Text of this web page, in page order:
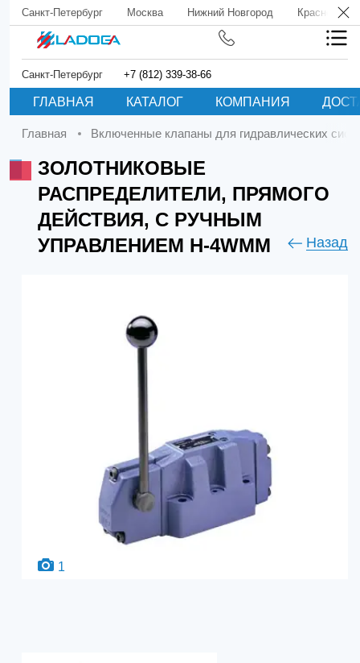
Санкт-Петербург Москва Нижний Новгород Краснодар
Санкт-Петербург +7 (812) 339-38-66
ГЛАВНАЯ КАТАЛОГ КОМПАНИЯ
Главная Включенные клапаны для гидравлических
ЗОЛОТНИКОВЫЕ
РАСПРЕДЕЛИТЕЛИ, ПРЯМОГО
ДЕЙСТВИЯ, С РУЧНЫМ
УПРАВЛЕНИЕМ H-4WMM
Назад
1